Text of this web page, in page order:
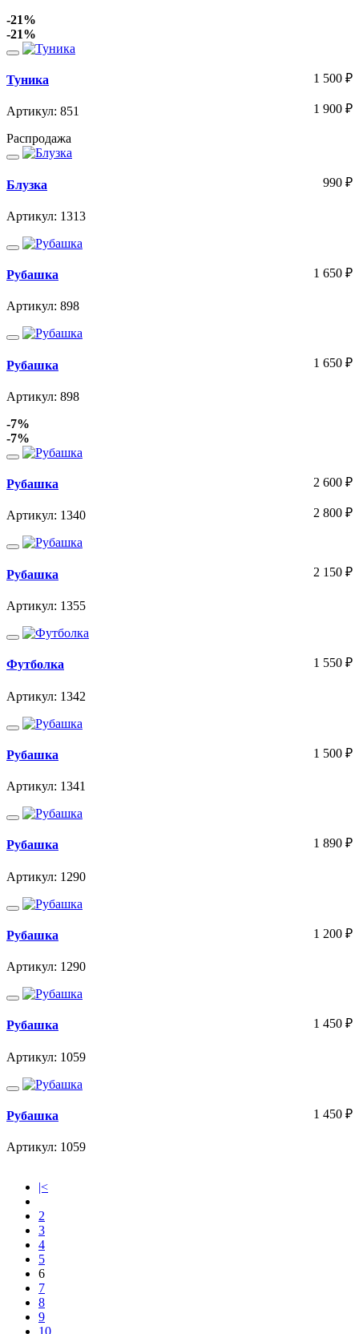
-21%
-21%
Туника
Артикул: 851
1 500 ₽
1 900 ₽
Распродажа
Блузка
Артикул: 1313
990 ₽
Рубашка
Артикул: 898
1 650 ₽
Рубашка
Артикул: 898
1 650 ₽
-7%
-7%
Рубашка
Артикул: 1340
2 600 ₽
2 800 ₽
Рубашка
Артикул: 1355
2 150 ₽
Футболка
Артикул: 1342
1 550 ₽
Рубашка
Артикул: 1341
1 500 ₽
Рубашка
Артикул: 1290
1 890 ₽
Рубашка
Артикул: 1290
1 200 ₽
Рубашка
Артикул: 1059
1 450 ₽
Рубашка
Артикул: 1059
1 450 ₽
|<
2
3
4
5
6
7
8
9